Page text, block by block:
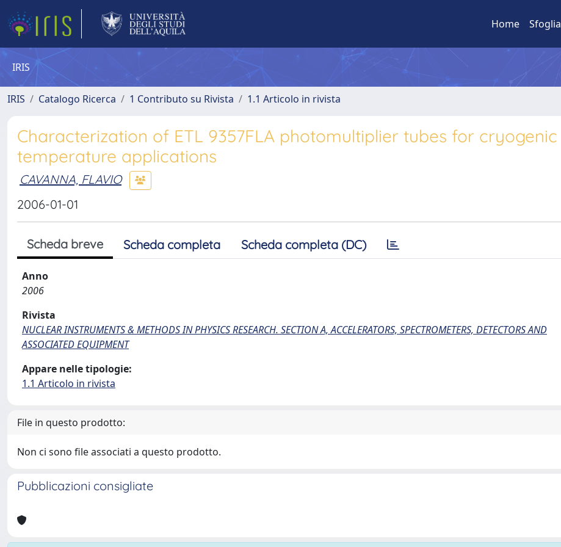
Home Sfoglia
IRIS
IRIS Catalogo Ricerca 1 Contributo su Rivista 1.1 Articolo in rivista
Characterization of ETL 9357FLA photomultiplier tubes for cryogenic
temperature applications
CAVANNA, FLAVIO
2006-01-01
Scheda breve Scheda completa Scheda completa (DC)
Anno
2006
Rivista
NUCLEAR INSTRUMENTS & METHODS IN PHYSICS RESEARCH. SECTION A, ACCELERATORS, SPECTROMETERS, DETECTORS AND
ASSOCIATED EQUIPMENT
Appare nelle tipologie:
1.1 Articolo in rivista
File in questo prodotto:
Non ci sono file associati a questo prodotto.
Pubblicazioni consigliate